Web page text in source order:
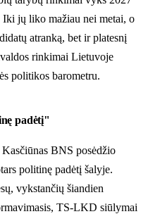
Iki jų liko mažiau nei metai, o
atranką, bet ir platesnį
rinkimai Lietuvoje
politikos barometru.
padėtį"
BNS posėdžio
politinę padėtį šalyje.
vykstančių šiandien
TS-LKD siūlymai